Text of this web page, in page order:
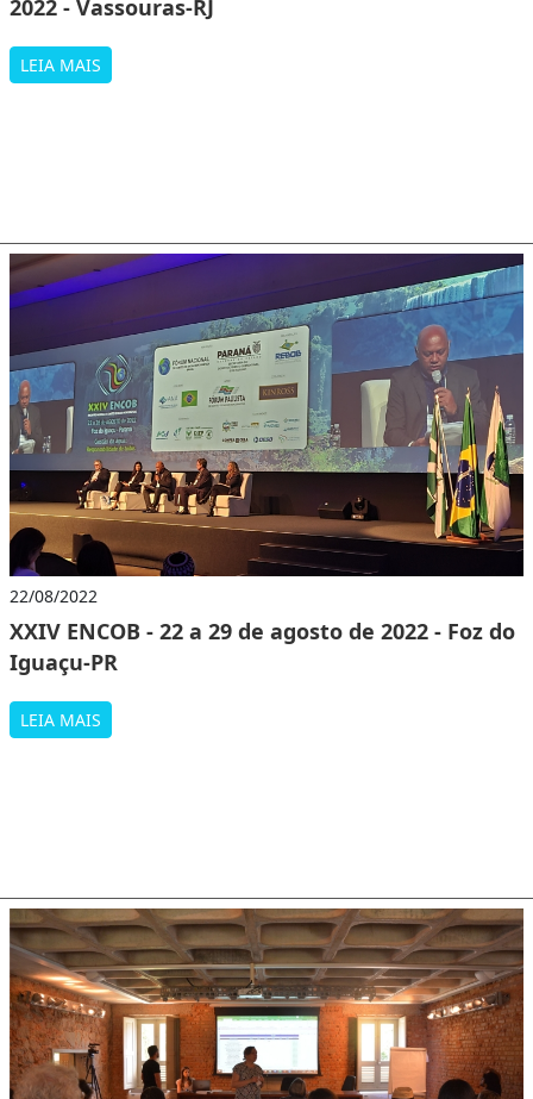
2022 - Vassouras-RJ
LEIA MAIS
22/08/2022
XXIV ENCOB - 22 a 29 de agosto de 2022 - Foz do
Iguaçu-PR
LEIA MAIS